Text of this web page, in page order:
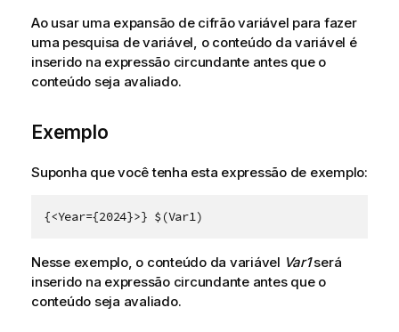
Ao usar uma expansão de cifrão variável para fazer
uma pesquisa de variável, o conteúdo da variável é
inserido na expressão circundante antes que o
conteúdo seja avaliado.
Exemplo
Suponha que você tenha esta expressão de exemplo:
{<Year={2024}>} $(Var1)
Nesse exemplo, o conteúdo da variável Var1será
inserido na expressão circundante antes que o
conteúdo seja avaliado.